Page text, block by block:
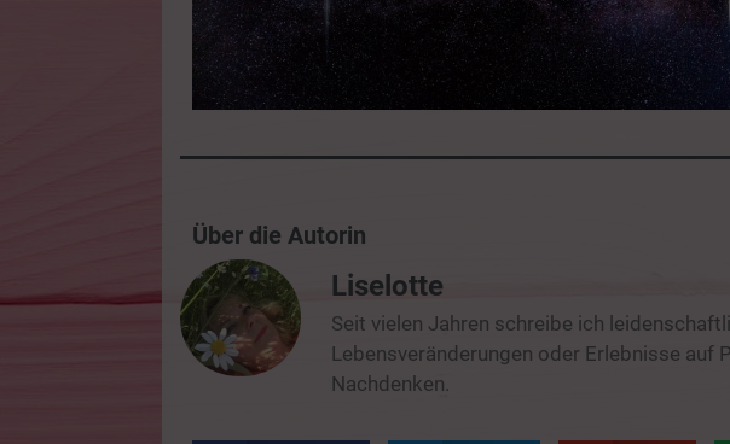
Über die Autorin
Liselotte
Seit vielen Jahren schreibe ich
Lebensveränderungen oder Erlebnisse auf
Nachdenken.